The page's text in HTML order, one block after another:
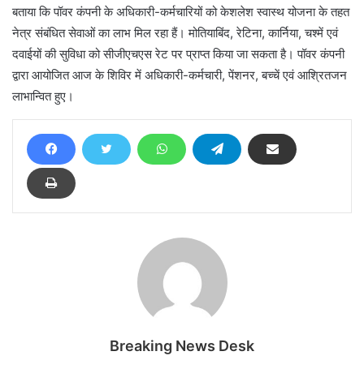
बताया कि पॉवर कंपनी के अधिकारी-कर्मचारियों को केशलेश स्वास्थ योजना के तहत
नेत्र संबंधित सेवाओं का लाभ मिल रहा हैं। मोतियाबिंद, रेटिना, कार्निया, चश्में एवं
दवाईयों की सुविधा को सीजीएचएस रेट पर प्राप्त किया जा सकता है। पॉवर कंपनी
द्वारा आयोजित आज के शिविर में अधिकारी-कर्मचारी, पेंशनर, बच्चें एवं आश्रितजन
लाभान्वित हुए।
Breaking News Desk